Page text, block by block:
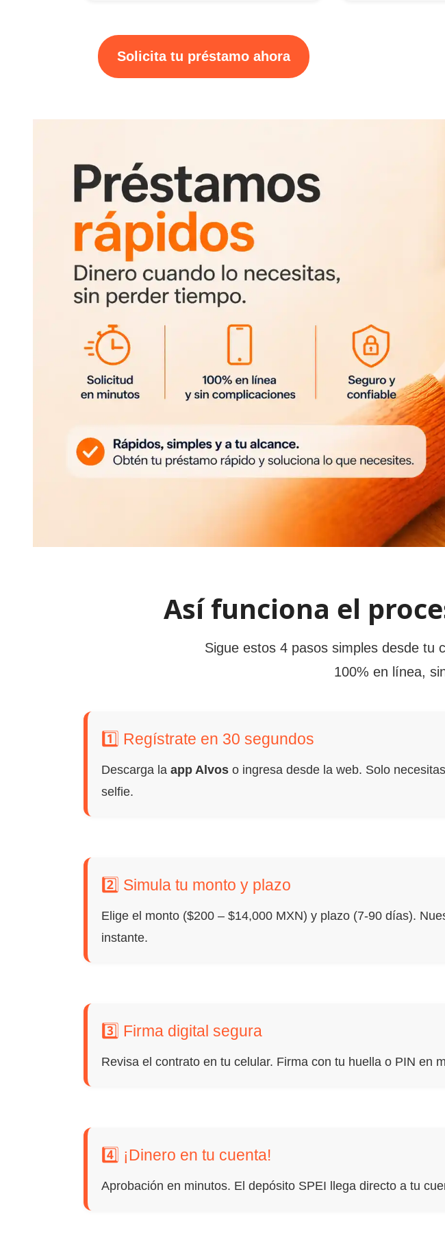
Solicita tu préstamo ahora
Así funciona el
Sigue estos 4 pasos simples desde tu
100% en línea,
1️⃣ Regístrate en 30 segundos
Descarga la app Alvos o ingresa desde la web. Solo
selfie.
2️⃣ Simula tu monto y plazo
Elige el monto ($200 – $14,000 MXN) y plazo (7-90 días).
instante.
3️⃣ Firma digital segura
Revisa el contrato en tu celular. Firma con tu huella o PIN en
4️⃣ ¡Dinero en tu cuenta!
Aprobación en minutos. El depósito SPEI llega directo a tu